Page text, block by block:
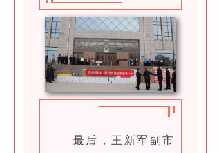
最后，王新军副市